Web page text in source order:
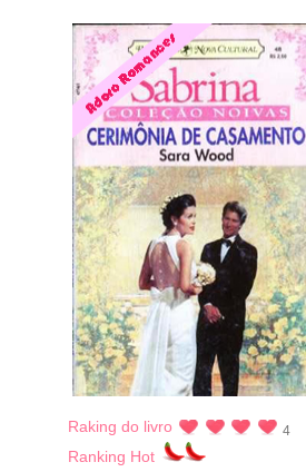
Raking do livro 4
Ranking Hot